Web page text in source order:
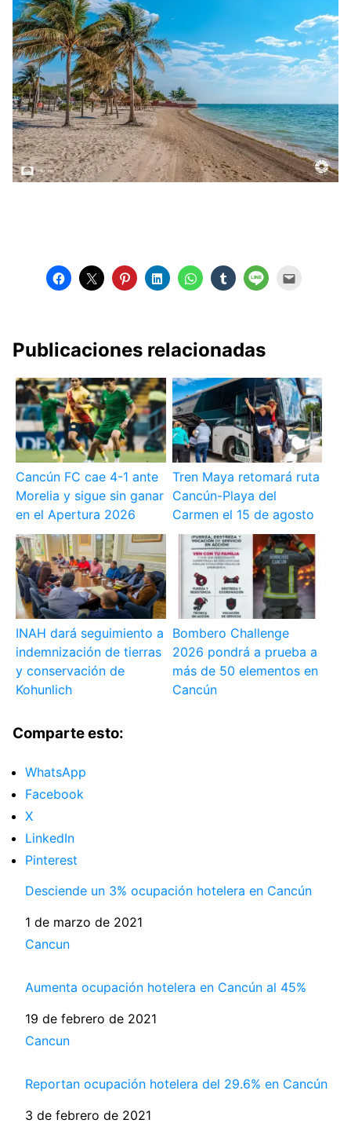
Publicaciones relacionadas
Cancún FC cae 4-1 ante
Morelia y sigue sin ganar
en el Apertura 2026
Tren Maya retomará ruta
Cancún-Playa del
Carmen el 15 de agosto
INAH dará seguimiento a
indemnización de tierras
y conservación de
Kohunlich
Bombero Challenge
2026 pondrá a prueba a
más de 50 elementos en
Cancún
Comparte esto:
WhatsApp
Facebook
X
LinkedIn
Pinterest
Desciende un 3% ocupación hotelera en Cancún
Fecha
1 de marzo de 2021
Respecto a
Cancun
Aumenta ocupación hotelera en Cancún al 45%
Fecha
19 de febrero de 2021
Respecto a
Cancun
Reportan ocupación hotelera del 29.6% en Cancún
Fecha
3 de febrero de 2021